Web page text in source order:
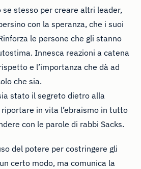
stesso per creare altri leader,
con la speranza, che i suoi
le persone che gli stanno
Innesca reazioni a catena
e l’importanza che dà ad
che sia.
stato il segreto dietro alla
in vita l’ebraismo in tutto
con le parole di rabbi Sacks.
del potere per costringere gli
certo modo, ma comunica la